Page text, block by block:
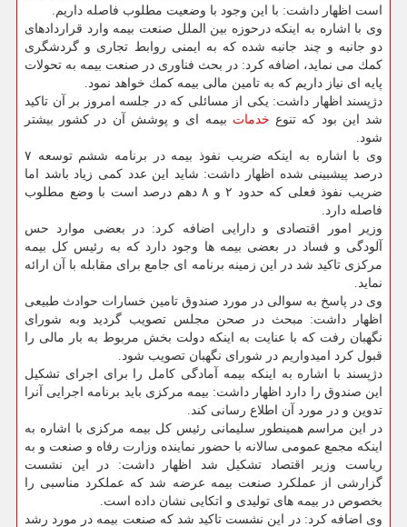
است اظهار داشت: با این وجود با وضعیت مطلوب فاصله داریم.
وی با اشاره به اینكه درحوزه بین الملل صنعت بیمه وارد قراردادهای
دو جانبه و چند جانبه شده كه به ایمنی روابط تجاری و گردشگری
كمك می نماید، اضافه كرد: در بحث فناوری در صنعت بیمه به تحولات
پایه ای نیاز داریم كه به تامین مالی بیمه كمك خواهد نمود.
دژپسند اظهار داشت: یكی از مسائلی كه در جلسه امروز بر آن تاكید
شد این بود كه تنوع خدمات بیمه ای و پوشش آن در كشور بیشتر
شود.
وی با اشاره به اینكه ضریب نفوذ بیمه در برنامه ششم توسعه ۷
درصد پیشبینی شده اظهار داشت: شاید این عدد كمی زیاد باشد اما
ضریب نفوذ فعلی كه حدود ۲ و ۸ دهم درصد است با وضع مطلوب
فاصله دارد.
وزیر امور اقتصادی و دارایی اضافه كرد: در بعضی موارد حس
آلودگی و فساد در بعضی بیمه ها وجود دارد كه به رئیس كل بیمه
مركزی تاكید شد در این زمینه برنامه ای جامع برای مقابله با آن ارائه
نماید.
وی در پاسخ به سوالی در مورد صندوق تامین خسارات حوادث طبیعی
اظهار داشت: مبحث در صحن مجلس تصویب گردید وبه شورای
نگهبان رفت كه با عنایت به اینكه دولت بخش مربوط به بار مالی را
قبول كرد امیدواریم در شورای نگهبان تصویب شود.
دژپسند با اشاره به اینكه بیمه آمادگی كامل را برای اجرای تشكیل
این صندوق را دارد اظهار داشت: بیمه مركزی باید برنامه اجرایی آنرا
تدوین و در مورد آن اطلاع رسانی كند.
در این مراسم همینطور سلیمانی رئیس كل بیمه مركزی با اشاره به
اینكه مجمع عمومی سالانه با حضور نماینده وزارت رفاه و صنعت و به
ریاست وزیر اقتصاد تشكیل شد اظهار داشت: در این نشست
گزارشی از عملكرد صنعت بیمه عرضه شد كه عملكرد مناسبی را
بخصوص در بیمه های تولیدی و اتكایی نشان داده است.
وی اضافه كرد: در این نشست تاكید شد كه صنعت بیمه در مورد رشد